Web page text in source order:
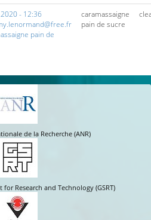
- 12:36
pain de
caramassaigne
pain de sucre
de la Recherche (ANR)
for Research and Technology (GSRT)